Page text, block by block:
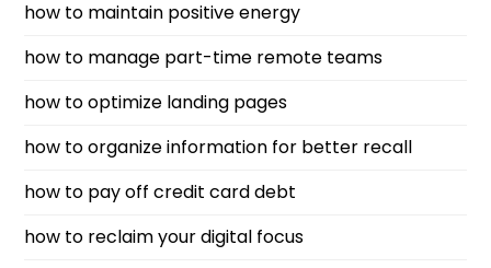
how to maintain positive energy
how to manage part-time remote teams
how to optimize landing pages
how to organize information for better recall
how to pay off credit card debt
how to reclaim your digital focus